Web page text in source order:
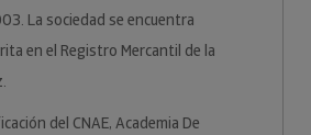
La sociedad se encuentra
en el Registro Mercantil de la
del CNAE, Academia De